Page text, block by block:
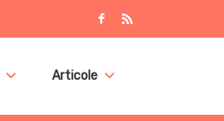
Articole